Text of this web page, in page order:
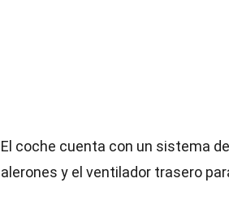
El coche cuenta con un sistema
alerones y el ventilador trasero